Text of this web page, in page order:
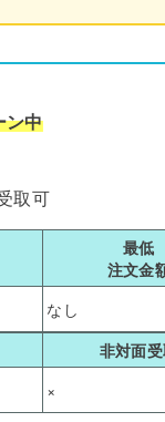
ン中
取可
最低
注文金
なし
非対面
×